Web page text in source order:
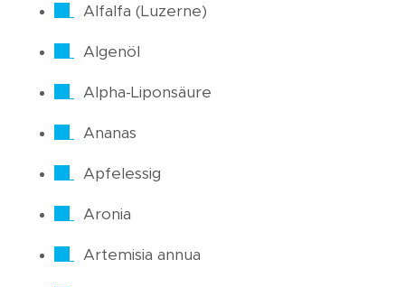
Alfalfa (Luzerne)
Algenöl
Alpha-Liponsäure
Ananas
Apfelessig
Aronia
Artemisia annua